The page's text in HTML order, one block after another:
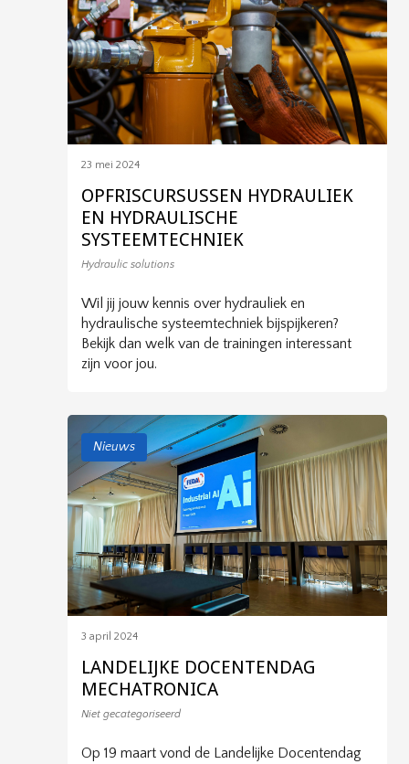
23 mei 2024
OPFRISCURSUSSEN HYDRAULIEK
EN HYDRAULISCHE
SYSTEEMTECHNIEK
Hydraulic solutions
Wil jij jouw kennis over hydrauliek en
hydraulische systeemtechniek bijspijkeren?
Bekijk dan welk van de trainingen interessant
zijn voor jou.
Nieuws
3 april 2024
LANDELIJKE DOCENTENDAG
MECHATRONICA
Niet gecategoriseerd
Op 19 maart vond de Landelijke Docentendag